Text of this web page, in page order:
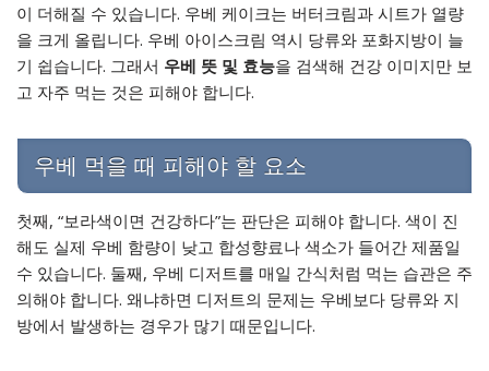
이 더해질 수 있습니다. 우베 케이크는 버터크림과 시트가 열량
을 크게 올립니다. 우베 아이스크림 역시 당류와 포화지방이 늘
기 쉽습니다. 그래서 우베 뜻 및 효능을 검색해 건강 이미지만 보
고 자주 먹는 것은 피해야 합니다.
우베 먹을 때 피해야 할 요소
첫째, “보라색이면 건강하다”는 판단은 피해야 합니다. 색이 진
해도 실제 우베 함량이 낮고 합성향료나 색소가 들어간 제품일
수 있습니다. 둘째, 우베 디저트를 매일 간식처럼 먹는 습관은 주
의해야 합니다. 왜냐하면 디저트의 문제는 우베보다 당류와 지
방에서 발생하는 경우가 많기 때문입니다.